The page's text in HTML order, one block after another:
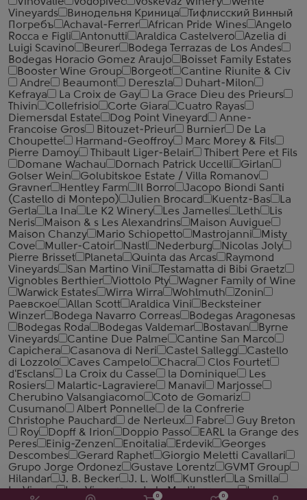
0 0
Vineyards
Винодельня Криница
Тифлисский Винный
Погребъ
Achaval-Ferrer African Pride Wines
Angelo
Rocca е Figli
Antonutti Araldica Castelvero
Azelia di
Luigi Scavino
Beurer
Bodega Terrazas de Los Andes
Bodegas Horacio Gomez Araujo
Boisset Family Estates
Booster Wine Group
Borgeot
Cantine Riunite & Civ
Andre
Beaumont Dereszla
Duhart-Milon
Kefraya
La Croix de Gay
La Grace Dieu des Prieurs
Thivin
Collefrisio Corte Giara
Cuatro Rayas
Diemersdal Estate
Dog Point Vineyard
Anne-
Francoise Gros
Bitouzet-Prieur Burnier
De La
Choupette
Harmand-Geoffroy
Marc Morey & Fils
Pierre Damoy
Thibault Liger-Belair
Thibert Pere et Fils
Domane Wachau
Dornach Patrick Uccelli
Girlan
Golser Wein
Golubitskoe Estate / Villa Romanov
Gravner
Hentley Farm Il Borro
Jacopo Biondi Santi
(Castello di Montepo)
Julien Brocard Kuentz-Bas
La
Gerla
La Ina Le K2 Winery Les Jamelles Leth
Lis
Neris
Maison & s Les Alexandrins
Maison Auvigue
Maison Chanzy
Mario Schiopetto Mastrojanni
Misty
Cove
Muller-Catoir Nastl Nederburg
Nicolas Joly
Pierre Brisset
Planeta Quinta das Arcas
Raymond
Vineyards
San Martino Vini
Testamatta di Bibi Graetz
Vignobles Berthier
Viottolo Pty
Wagner Family of Wine
Warwick Estates
Wirra Wirra Wohlmuth
Zonin
Раевское
Allan Scott Araldica Vini
Becksteiner
Winzer
Bodega Navarro Correas
Bodegas Aragonesas
Bodegas Roda
Bodegas Valdemar Bostavan
Byrne
Vineyards
Cantine Due Palme
Cantine San Marco
Capichera
Casanova di Neri Castel Sallegg
Castello
di Lozzolo
Caves Campelo Chacra
Clos Fourtet
d'Esclans
La Croix du Casse la Dominique
Les
Rosiers
Malartic-Lagraviere Manavi
Marjosse
Cherubino Valsangiacomo
Coto de Gomariz
Cusumano
Albert Ponnelle
de la Confrerie
Christophe Pauchard
de Nerleux Fabre
Guy Breton
Roy
Dopff & Irion Doppio Passo
EARL la Grange des
Peres
Einig-Zenzen Enoitalia Erdevik
Georges
Descombes
Gerard Raphet
Giorgio Meletti Cavallari
Grupo Jorge Ordonez
Gustave Lorentz
GVMT Group
Hilandar
J. B. Becker J. L. Wolf Kunstler
La Smilla
La Vierge
Les Vignerons de la Mediterranee
Les